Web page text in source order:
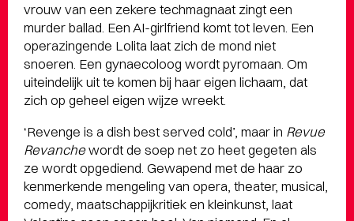
vrouw van een zekere techmagnaat zingt een
murder ballad. Een AI-girlfriend komt tot leven. Een
operazingende Lolita laat zich de mond niet
snoeren. Een gynaecoloog wordt pyromaan. Om
uiteindelijk uit te komen bij haar eigen lichaam, dat
zich op geheel eigen wijze wreekt.
‘Revenge is a dish best served cold’, maar in Revue
Revanchewordt de soep net zo heet gegeten als
ze wordt opgediend. Gewapend met de haar zo
kenmerkende mengeling van opera, theater, musical,
comedy, maatschappijkritiek en kleinkunst, laat